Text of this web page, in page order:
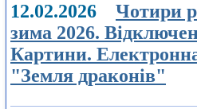
12.02.2026 Чотири
зима 2026.
Картини.
"Земля драконів"